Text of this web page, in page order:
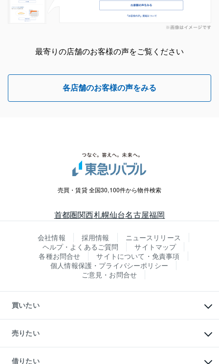
最寄りの店舗のお客様の声をご覧ください
各店舗のお客様の声をみる
売買・賃貸 全国30,100件から物件検索
首都圏関西札幌仙台名古屋福岡
会社情報 採用情報
ニュースリリース
ヘルプ・よくあるご質問
サイトマップ
各種お問合せ
サイトについて・免責事項
個人情報保護・プライバシーポリシー
ご意見・お問合せ
買いたい
新築・分譲マンションの購入
中古マンションの購入
一戸建ての購入
中古一戸建ての購入
売りたい
一戸建ての売却・査定
借りたい